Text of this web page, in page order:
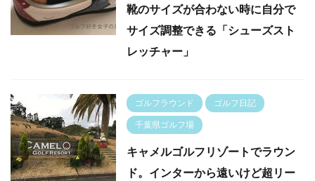
靴のサイズが合わない時に自分で
サイズ調整できる「シューズスト
レッチャー」
ゴルフラウンド ゴルフ日記
千葉県ゴルフ場
キャメルゴルフリゾートでラウン
ド。インターから遠いけど超リー